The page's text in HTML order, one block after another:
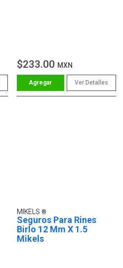
$233.00 MXN
Ver Detalles
MIKELS
Seguros Para Rines
Birlo 12 Mm X 1.5
Mikels